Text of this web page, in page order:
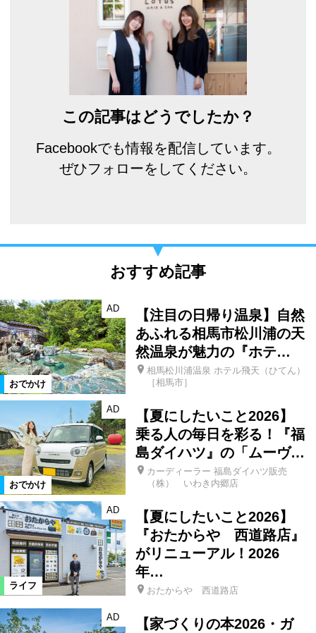
この記事はどうでしたか？
Facebookでも情報を配信しています。
ぜひフォローをしてください。
おすすめ記事
おでかけ
AD
【注目の日帰り温泉】自然
あふれる相馬市松川浦の天
然温泉が魅力の『ホテ…
相馬松川浦温泉 ホテル飛天（ひてん）
［相馬市］
おでかけ
AD
【夏にしたいこと2026】
乗る人の毎日を彩る！『福
島ダイハツ』の「ムーヴ…
カーディーラー 福島ダイハツ販売
（株） いわき内郷店
ライフ
AD
【夏にしたいこと2026】
『おたからや 西道路店』
がリニューアル！2026
年…
おたからや 西道路店
AD
【家づくりの本2026・ガ